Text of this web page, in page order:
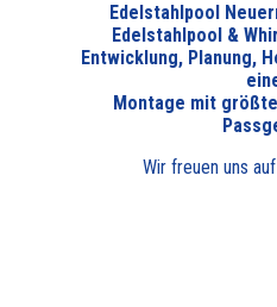
Edelstahlpool
Edelstahlpool &
Entwicklung, Planung,
Montage mit
Wir freuen uns